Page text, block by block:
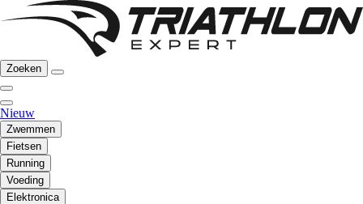
Zoeken
Nieuw
Zwemmen
Fietsen
Running
Voeding
Elektronica